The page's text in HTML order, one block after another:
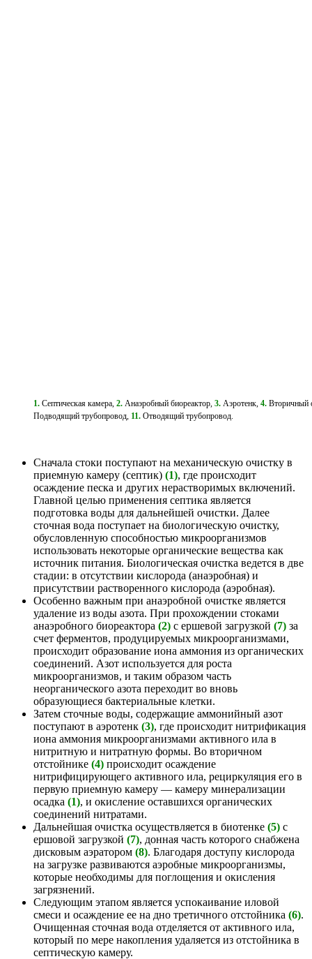
1. Септическая камера, 2. Анаэробный биореактор, 3. Аэротенк, 4. Вторичный
Подводящий трубопровод, 11. Отводящий трубопровод.
Сначала стоки поступают на механическую очистку в
приемную камеру (септик) (1), где происходит
осаждение песка и других нерастворимых включений.
Главной целью применения септика является
подготовка воды для дальнейшей очистки. Далее
сточная вода поступает на биологическую очистку,
обусловленную способностью микроорганизмов
использовать некоторые органические вещества как
источник питания. Биологическая очистка ведется в две
стадии: в отсутствии кислорода (анаэробная) и
присутствии растворенного кислорода (аэробная).
Особенно важным при анаэробной очистке является
удаление из воды азота. При прохождении стоками
анаэробного биореактора (2) с ершевой загрузкой (7) за
счет ферментов, продуцируемых микроорганизмами,
происходит образование иона аммония из органических
соединений. Азот используется для роста
микроорганизмов, и таким образом часть
неорганического азота переходит во вновь
образующиеся бактериальные клетки.
Затем сточные воды, содержащие аммонийный азот
поступают в аэротенк (3), где происходит нитрификация
иона аммония микроорганизмами активного ила в
нитритную и нитратную формы. Во вторичном
отстойнике (4) происходит осаждение
нитрифицирующего активного ила, рециркуляция его в
первую приемную камеру — камеру минерализации
осадка (1), и окисление оставшихся органических
соединений нитратами.
Дальнейшая очистка осуществляется в биотенке (5) с
ершовой загрузкой (7), донная часть которого снабжена
дисковым аэратором (8). Благодаря доступу кислорода
на загрузке развиваются аэробные микроорганизмы,
которые необходимы для поглощения и окисления
загрязнений.
Следующим этапом является успокаивание иловой
смеси и осаждение ее на дно третичного отстойника (6).
Очищенная сточная вода отделяется от активного ила,
который по мере накопления удаляется из отстойника в
септическую камеру.